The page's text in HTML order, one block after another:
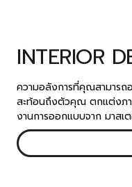
INTERIOR
ความอลังการที่คุณสามารถ
สะท้อนถึงตัวคุณ ตกแต่งภา
งานการออกแบบจาก มาสเ